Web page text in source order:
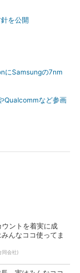
を公開
にSamsungの7nm
Qualcommなど参画
ウントを着実に成
んなココ使ってま
同会社)